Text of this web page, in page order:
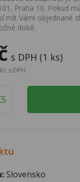
Praha 10. Pokud
mít Vámi objednané
době.
s DPH (1 ks)
s DPH
Slovensko